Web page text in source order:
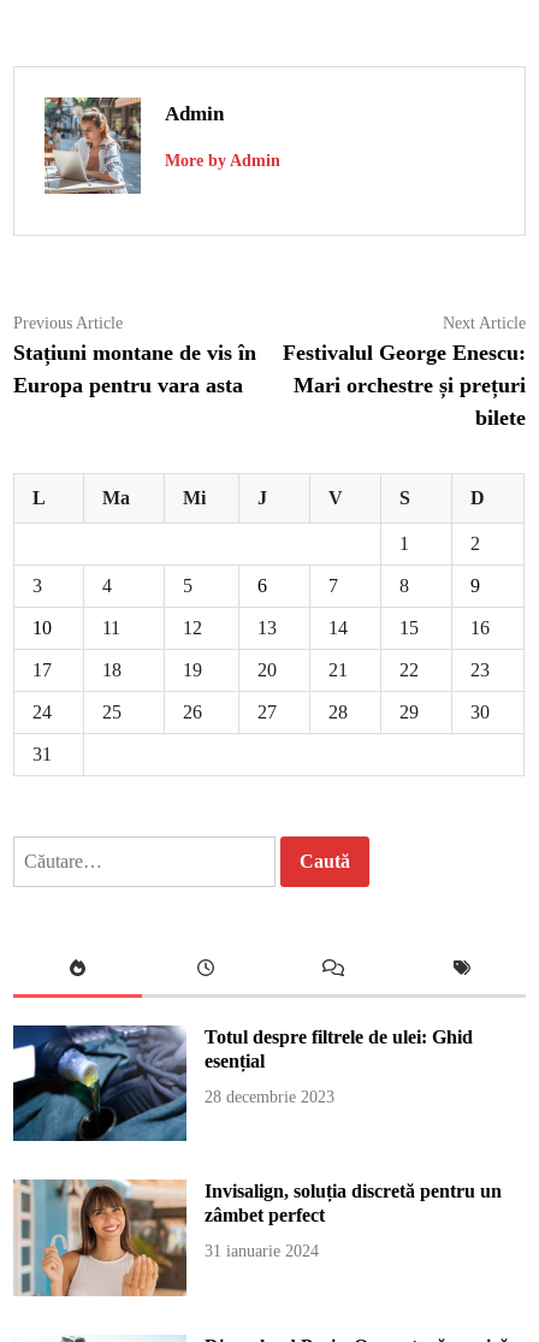
Admin
More by Admin
Navigare
în
articole
Previous ArticlePrevious
article:
Stațiuni montane de vis în
Europa pentru vara asta
Next Article
Festivalul George Enescu:
Mari orchestre și prețuri
bilete
L Ma Mi J V S D
1 2
3 4 5 6 7 8 9
10 11 12 13 14 15 16
17 18 19 20 21 22 23
24 25 26 27 28 29 30
31
Totul despre filtrele de ulei: Ghid
esențial
28 decembrie 2023
Invisalign, soluția discretă pentru un
zâmbet perfect
31 ianuarie 2024